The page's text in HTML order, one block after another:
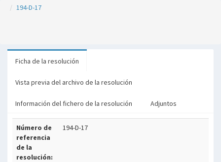
194-D-17
Ficha de la resolución
Vista previa del archivo de la resolución
Información del fichero de la resolución Adjuntos
Número de
referencia
de la
resolución:
194-D-17